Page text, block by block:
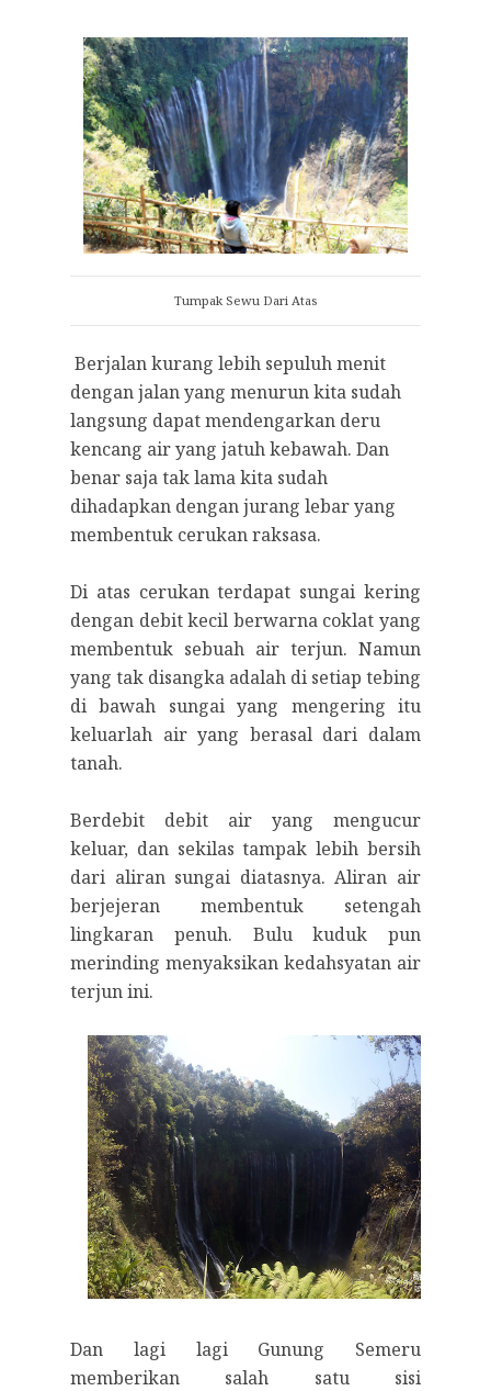
Tumpak Sewu Dari Atas
Berjalan kurang lebih sepuluh menit
dengan jalan yang menurun kita sudah
langsung dapat mendengarkan deru
kencang air yang jatuh kebawah. Dan
benar saja tak lama kita sudah
dihadapkan dengan jurang lebar yang
membentuk cerukan raksasa.
Di atas cerukan terdapat sungai kering
dengan debit kecil berwarna coklat yang
membentuk sebuah air terjun. Namun
yang tak disangka adalah di setiap tebing
di bawah sungai yang mengering itu
keluarlah air yang berasal dari dalam
tanah.
Berdebit debit air yang mengucur
keluar, dan sekilas tampak lebih bersih
dari aliran sungai diatasnya. Aliran air
berjejeran membentuk setengah
lingkaran penuh. Bulu kuduk pun
merinding menyaksikan kedahsyatan air
terjun ini.
Dan lagi lagi Gunung Semeru
memberikan salah satu sisi